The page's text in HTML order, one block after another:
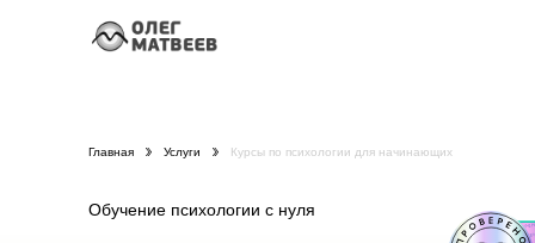
Главная Услуги Курсы по психологии для начинающих
Обучение психологии с нуля